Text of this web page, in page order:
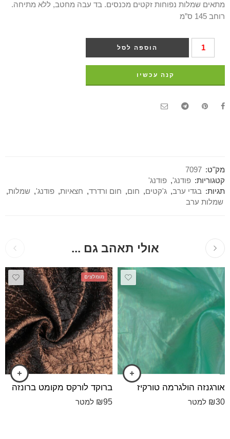
מתאים שמלות נפוחות זקטים מכנסים. בד עבה מחטב, ללא מתיחה.
רוחב 145 ס”מ
הוספה לסל
קנה עכשיו
מק"ט: 7097
קטגוריות: פודנג', פודנג'
תגיות: בגדי ערב, ג'קטים, חום, חום ורדרד, חצאיות, פודנג', שמלות,
שמלות ערב
אולי תאהב גם ...
אורגנזה הולגרמה טורקיז
₪30 למטר
מומלצים
ברוקד לורקס מקומט ברונזה
₪95 למטר